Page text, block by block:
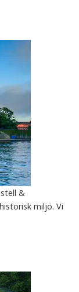
&
miljö. Vi